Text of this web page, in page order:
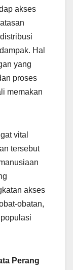
akses
Hal
yang
proses
memakan
vital
tersebut
akses
obatan,
Perang